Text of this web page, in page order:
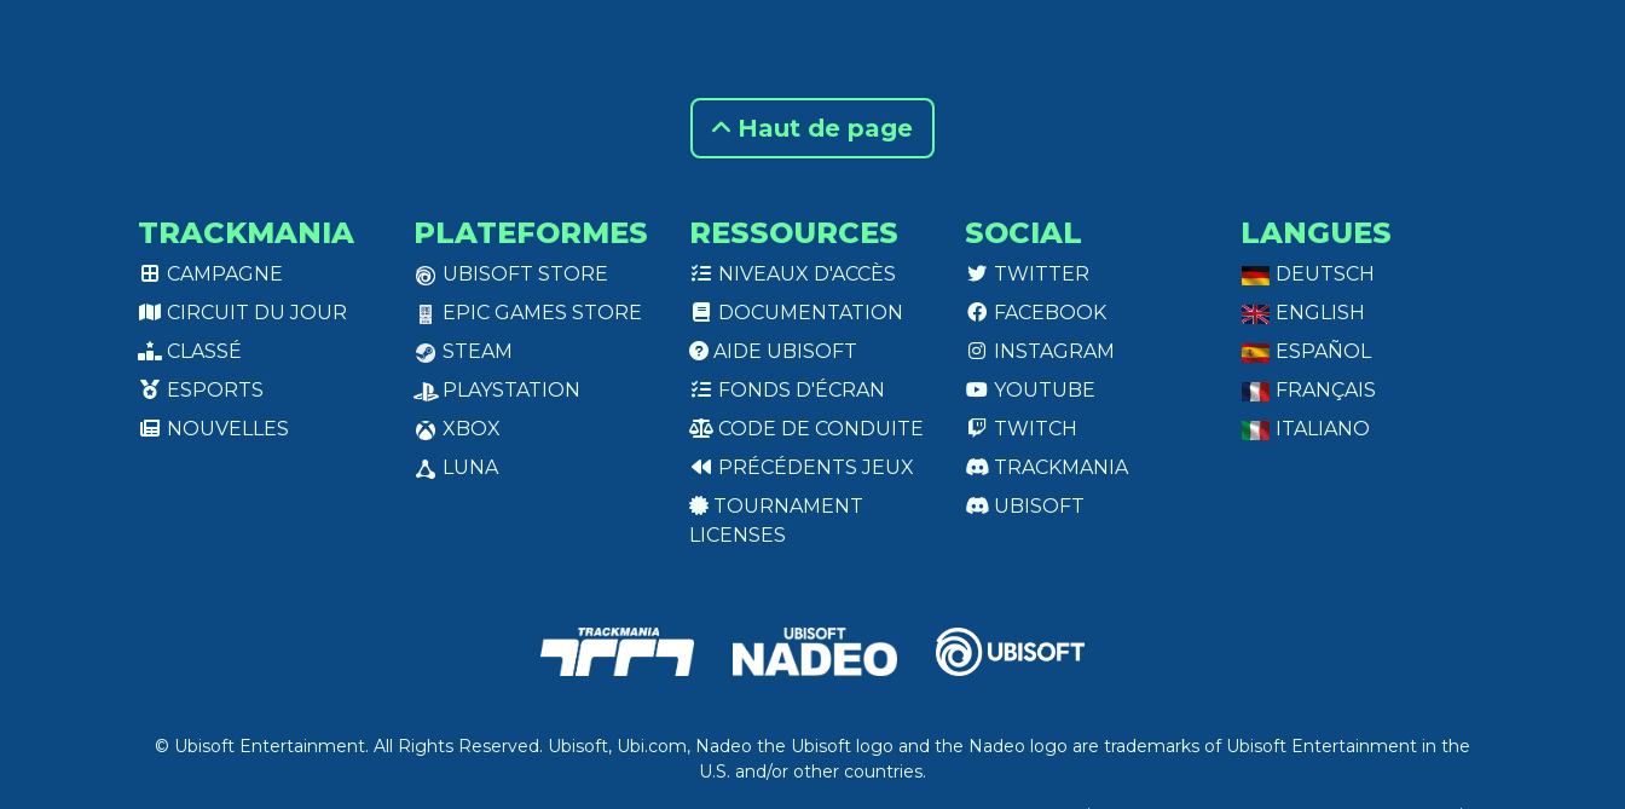
Haut de page
TRACKMANIA
CAMPAGNE
CIRCUIT DU JOUR
CLASSÉ
ESPORTS
NOUVELLES
PLATEFORMES
UBISOFT STORE
EPIC GAMES STORE
STEAM
PLAYSTATION
XBOX
LUNA
RESSOURCES
NIVEAUX D'ACCÈS
DOCUMENTATION
AIDE UBISOFT
FONDS D'ÉCRAN
CODE DE CONDUITE
PRÉCÉDENTS JEUX
TOURNAMENT
LICENSES
SOCIAL
TWITTER
FACEBOOK
INSTAGRAM
YOUTUBE
TWITCH
TRACKMANIA
UBISOFT
LANGUES
DEUTSCH
ENGLISH
ESPAÑOL
FRANÇAIS
ITALIANO
© Ubisoft Entertainment. All Rights Reserved. Ubisoft, Ubi.com, Nadeo the Ubisoft logo and the Nadeo logo are trademarks of Ubisoft Entertainment in the
U.S. and/or other countries.